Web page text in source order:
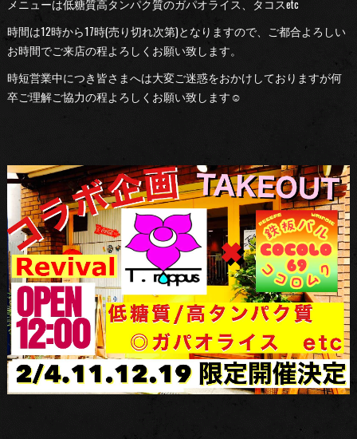
メニューは低糖質高タンパク質のガパオライス、タコスetc
時間は12時から17時(売り切れ次第)となりますので、ご都合よろしい
お時間でご来店の程よろしくお願い致します。
時短営業中につき皆さまへは大変ご迷惑をおかけしておりますが何
卒ご理解ご協力の程よろしくお願い致します☺︎